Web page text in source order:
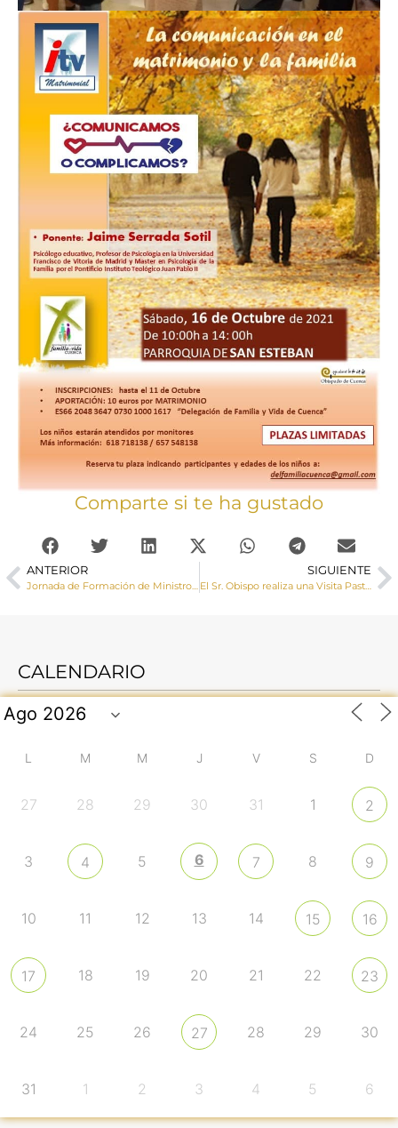
Comparte si te ha gustado
ANTERIOR
Jornada de Formación de Ministros Extraordinarios de la Comunión para los Enfermos
SIGUIENTE
El Sr. Obispo realiza una Visita Pastoral a Pajares y Villaseca
CALENDARIO
L M M J V S D
27 28 29 30 31 1 2
3 4 5 6 7 8 9
10 11 12 13 14 15 16
17 18 19 20 21 22 23
24 25 26 27 28 29 30
31 1 2 3 4 5 6